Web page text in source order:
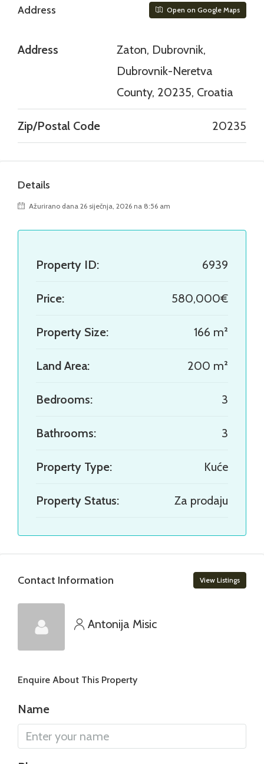
Address Open on Google Maps
Address
Zaton, Dubrovnik,
Dubrovnik-Neretva
County, 20235, Croatia
Zip/Postal Code 20235
Details
Ažurirano dana 26 siječnja, 2026 na 8:56 am
Property ID: 6939
Price: 580,000€
Property Size: 166 m²
Land Area: 200 m²
Bedrooms: 3
Bathrooms: 3
Property Type: Kuće
Property Status: Za prodaju
Contact Information View Listings
Antonija Misic
Enquire About This Property
Name